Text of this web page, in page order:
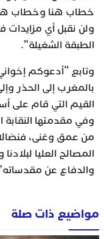
خطاب هنا وخطاب
ولن نقبل أي مزايدات
الطبقة الشغيلة”.
وتابع “أدعوكم
بالمغرب إلى الحذر
القيم التي قام على
وفي مقدمتها
من عمق وغنى،
المصالح العليا
والدفاع عن
مواضيع ذات صلة